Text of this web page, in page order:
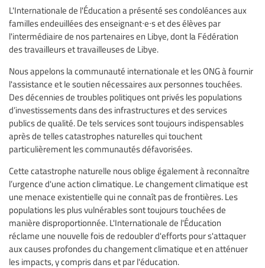
L'Internationale de l'Éducation a présenté ses condoléances aux
familles endeuillées des enseignant∙e∙s et des élèves par
l'intermédiaire de nos partenaires en Libye, dont la Fédération
des travailleurs et travailleuses de Libye.
Nous appelons la communauté internationale et les ONG à fournir
l'assistance et le soutien nécessaires aux personnes touchées.
Des décennies de troubles politiques ont privés les populations
d’investissements dans des infrastructures et des services
publics de qualité. De tels services sont toujours indispensables
après de telles catastrophes naturelles qui touchent
particulièrement les communautés défavorisées.
Cette catastrophe naturelle nous oblige également à reconnaître
l’urgence d'une action climatique. Le changement climatique est
une menace existentielle qui ne connaît pas de frontières. Les
populations les plus vulnérables sont toujours touchées de
manière disproportionnée. L'Internationale de l'Éducation
réclame une nouvelle fois de redoubler d'efforts pour s'attaquer
aux causes profondes du changement climatique et en atténuer
les impacts, y compris dans et par l'éducation.